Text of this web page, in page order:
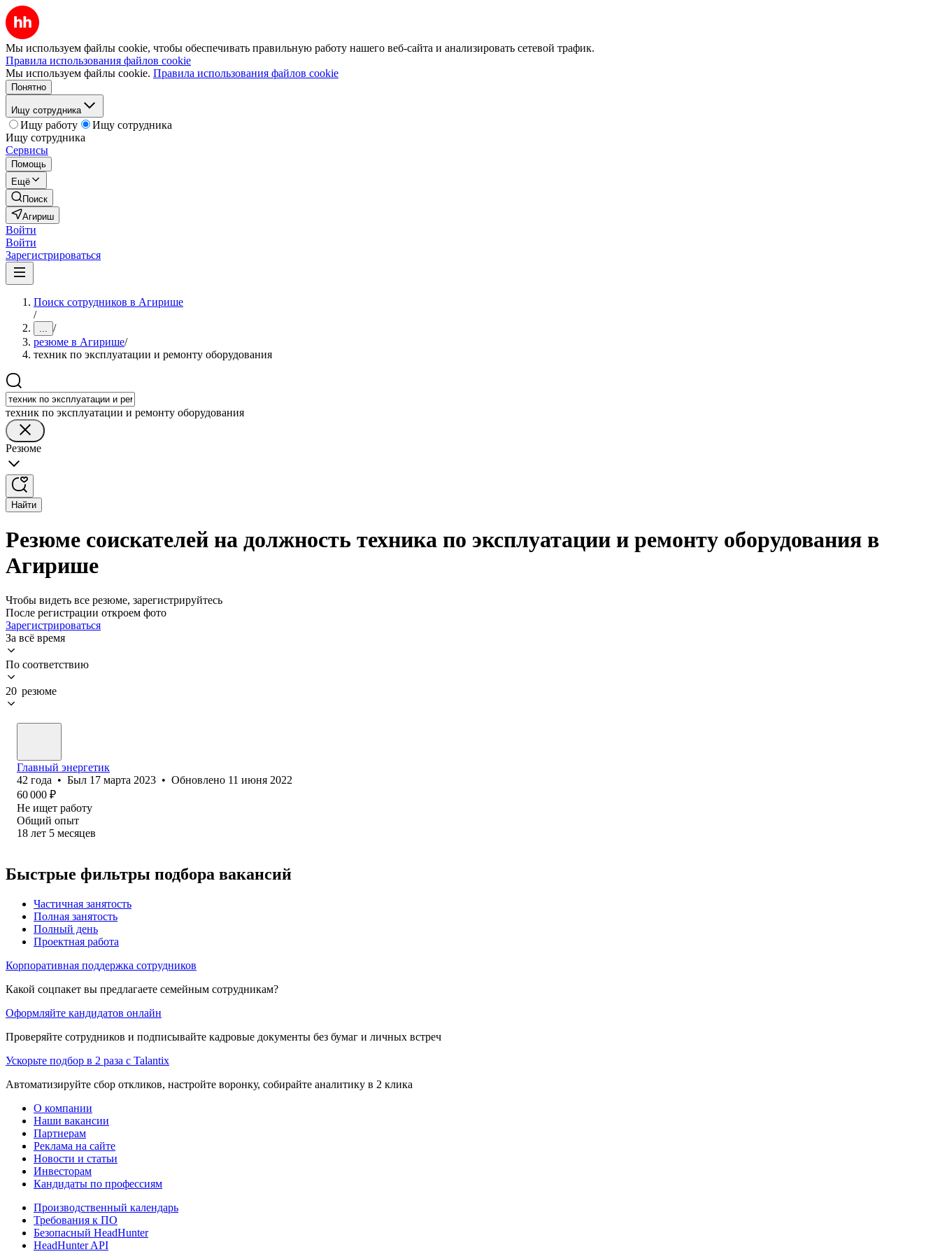
Мы используем файлы cookie, чтобы обеспечивать правильную работу нашего веб-сайта и анализировать сетевой трафик.
Правила использования файлов cookie
Мы используем файлы cookie. Правила использования файлов cookie
Понятно
Ищу сотрудника
Ищу работу
Ищу сотрудника
Ищу сотрудника
Сервисы
Помощь
Ещё
Поиск
Агириш
Войти
Войти
Зарегистрироваться
Поиск сотрудников в Агирише
/
... /
резюме в Агирише/
техник по эксплуатации и ремонту оборудования
техник по эксплуатации и ремонту оборудования
Резюме
Найти
Резюме соискателей на должность техника по эксплуатации и ремонту оборудования в
Агирише
Чтобы видеть все резюме, зарегистрируйтесь
После регистрации откроем фото
Зарегистрироваться
За всё время
По соответствию
20 резюме
Главный энергетик
42 года • Был 17 марта 2023 • Обновлено 11 июня 2022
60 000 ₽
Не ищет работу
Общий опыт
18 лет 5 месяцев
Быстрые фильтры подбора вакансий
Частичная занятость
Полная занятость
Полный день
Проектная работа
Корпоративная поддержка сотрудников
Какой соцпакет вы предлагаете семейным сотрудникам?
Оформляйте кандидатов онлайн
Проверяйте сотрудников и подписывайте кадровые документы без бумаг и личных встреч
Ускорьте подбор в 2 раза с Talantix
Автоматизируйте сбор откликов, настройте воронку, собирайте аналитику в 2 клика
О компании
Наши вакансии
Партнерам
Реклама на сайте
Новости и статьи
Инвесторам
Кандидаты по профессиям
Производственный календарь
Требования к ПО
Безопасный HeadHunter
HeadHunter API